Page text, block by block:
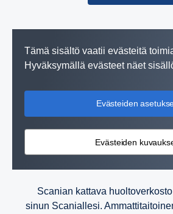
Tämä sisältö vaatii evästeitä
Hyväksymällä evästeet näet
Evästeiden
Evästeiden
Scanian kattava
sinun Scaniallesi.